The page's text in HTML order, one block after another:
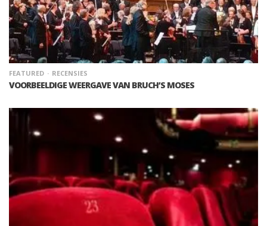
FEATURED RECENSIES
VOORBEELDIGE WEERGAVE VAN BRUCH’S MOSES